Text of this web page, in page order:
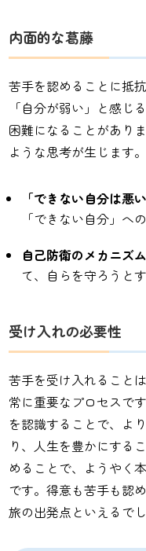
内面的な葛藤
苦手を認めることに抵
「自分が弱い」と感じ
困難になることがあり
ような思考が生じます。
「できない自分は悪
「できない自分」へ
自己防衛のメカニズム
て、自らを守ろうと
受け入れの必要性
苦手を受け入れること
常に重要なプロセスで
を認識することで、よ
り、人生を豊かにする
めることで、ようやく
です。得意も苦手も認
旅の出発点といえるでし